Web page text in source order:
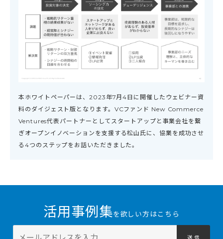
本ホワイトペーパーは、2023年7月4日に開催したウェビナー資
料のダイジェスト版となります。VCファンド New Commerce
Ventures代表パートナーとしてスタートアップと事業会社を繋
ぎオープンイノベーションを支援する松山氏に、協業を成功させ
る4つのステップをお話いただきました。
活用事例集を欲しい方はこちら